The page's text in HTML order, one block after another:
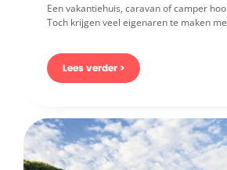
Een vakantiehuis, caravan of camper
Toch krijgen veel eigenaren te maken
Lees verder >